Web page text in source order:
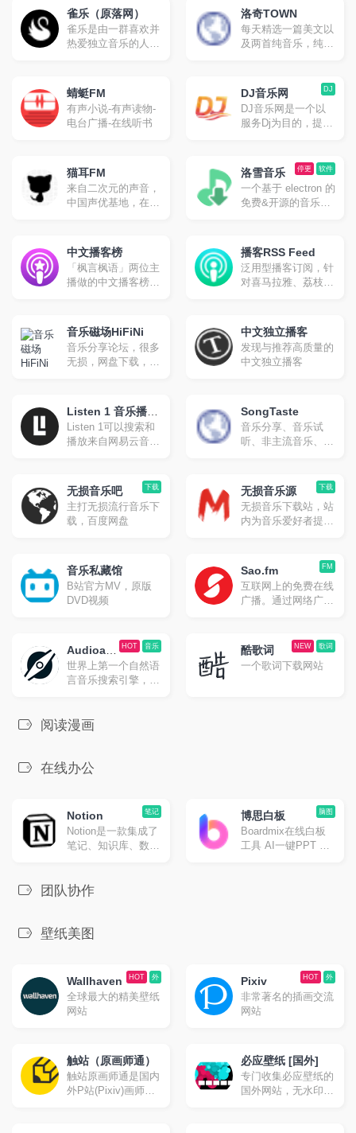
乐产业的权威人士每
天聆听新作，在站内
站外进行推荐，并且
具有准确的排行榜机
与创作者之间更多相
遇的机会。
雀乐（原落网）
雀乐是由一群喜欢并
热爱独立音乐的人共
的独立音乐。我们秉
着音乐里独立自主的
精神表达内核，希望
把雀乐建设成为泛华
洛奇TOWN
每天精选一篇美文以
及两首纯音乐，纯音
小清新等
蜻蜓FM
有声小说-有声读物-
电台广播-在线听书
DJ
DJ音乐网
DJ音乐网是一个以
服务Dj为目的，提供
台，我们帮助Dj完成
从创作到作品上传再
到推广营销等一系列
的经营工作，从而有
展与繁荣。
猫耳FM
来自二次元的声音，
中国声优基地，在这
软件
停更
洛雪音乐
一个基于 electron 的
免费&开源的音乐播
新，可以使用第三方
音源使用。
中文播客榜
「枫言枫语」两位主
播做的中文播客榜，
Podcasts
播客RSS Feed
泛用型播客订阅，针
对喜马拉雅、荔枝
电台节目的 RSS
Feed 服务
音乐磁场HiFiNi
音乐分享论坛，很多
无损，网盘下载，能
中文独立播客
发现与推荐高质量的
中文独立播客
Listen 1 音乐播放
器
Listen 1可以搜索和
播放来自网易云音
音乐，Bilibili，咪咕
音乐网站的歌曲，让
你的曲库更全面。
SongTaste
音乐分享、音乐试
听、非主流音乐、欧
下载
无损音乐吧
主打无损流行音乐下
载，百度网盘
下载
无损音乐源
无损音乐下载站，站
内为音乐爱好者提供
APE、WAV各种无
损格式
音乐私藏馆
B站官方MV，原版
DVD视频
FM
Sao.fm
互联网上的免费在线
广播。通过网络广播
它是实时直播且免费
的。
音乐
HOT
Audioatla
s
世界上第一个自然语
言音乐搜索引擎，在
合你的音乐。
歌词
NEW
酷歌词
一个歌词下载网站
阅读漫画
在线办公
笔记
Notion
Notion是一款集成了
笔记、知识库、数据
用程序，它支持个人
协作。
脑图
博思白板
Boardmix在线白板
工具 AI一键PPT 思
团队协作
壁纸美图
外
HOT
Wallhaven
全球最大的精美壁纸
网站
外
HOT
Pixiv
非常著名的插画交流
网站
触站（原画师通）
触站原画师通是国内
外P站(Pixiv)画师作
必应壁纸 [国外]
专门收集必应壁纸的
国外网站，无水印下